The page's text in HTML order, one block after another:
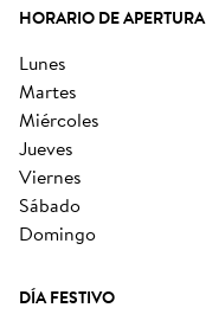
HORARIO DE APERTURA
lunes
martes
miércoles
jueves
viernes
sábado
domingo
DÍA FESTIVO